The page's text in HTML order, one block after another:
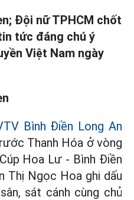
Đội nữ TPHCM chốt
tức đáng chú ý
Việt Nam ngày
Bình Điền Long An
Thanh Hóa ở vòng
Hoa Lư - Bình Điền
Thị Ngọc Hoa ghi dấu
sát cánh cùng chủ